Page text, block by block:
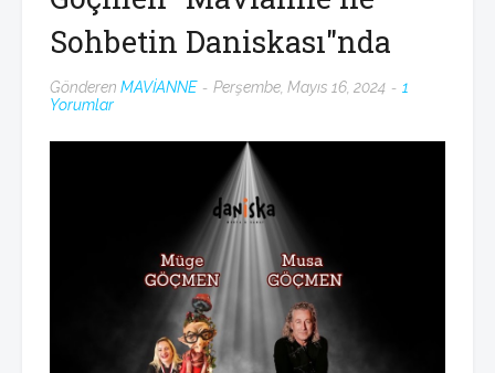
Sohbetin Daniskası"nda
Gönderen MAVİANNE Perşembe, Mayıs 16, 2024
1
Yorumlar